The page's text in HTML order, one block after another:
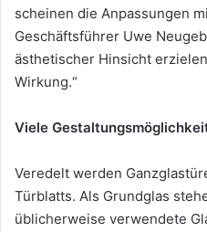
scheinen die Anpassungen
Geschäftsführer Uwe
ästhetischer Hinsicht
Wirkung.“
Viele
Veredelt werden
Türblatts. Als Grundglas
üblicherweise verwendete